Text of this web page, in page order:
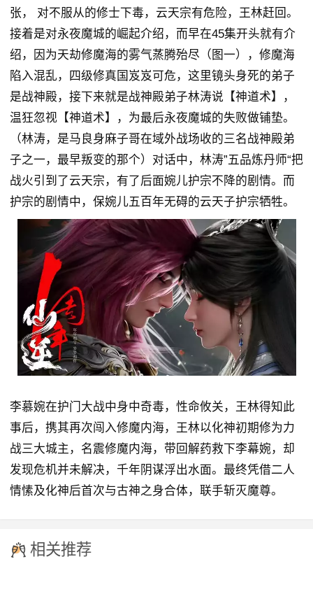
张， 对不服从的修士下毒，云天宗有危险，王林赶回。
接着是对永夜魔城的崛起介绍，而早在45集开头就有介
绍，因为天劫修魔海的雾气蒸腾殆尽（图一），修魔海
陷入混乱，四级修真国岌岌可危，这里镜头身死的弟子
是战神殿，接下来就是战神殿弟子林涛说【神道术】，
温狂忽视【神道术】，为最后永夜魔城的失败做铺垫。
（林涛，是马良身麻子哥在域外战场收的三名战神殿弟
子之一，最早叛变的那个）对话中，林涛”五品炼丹师“把
战火引到了云天宗，有了后面婉儿护宗不降的剧情。而
护宗的剧情中，保婉儿五百年无碍的云天子护宗牺牲。
李慕婉在护门大战中身中奇毒，性命攸关，王林得知此
事后，携其再次闯入修魔内海，王林以化神初期修为力
战三大城主，名震修魔内海，带回解药救下李幕婉，却
发现危机并未解决，千年阴谋浮出水面。最终凭借二人
情愫及化神后首次与古神之身合体，联手斩灭魔尊。
相关推荐